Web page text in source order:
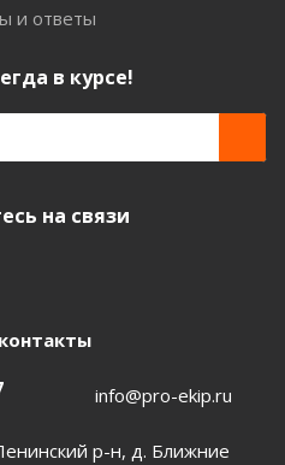
и ответы
в курсе!
на связи
info@pro-ekip.ru
р-н, д. Ближние